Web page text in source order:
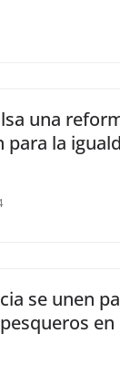
una
la
se unen
en